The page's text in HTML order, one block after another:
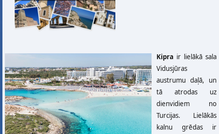
Kipra ir lielākā sala
Vidusjūras
austrumu daļā, un
tā atrodas uz
dienvidiem no
Turcijas. Lielākās
kalnu grēdas ir